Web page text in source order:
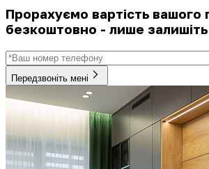
Прорахуємо вартість вашого
безкоштовно - лише
Передзвоніть мені